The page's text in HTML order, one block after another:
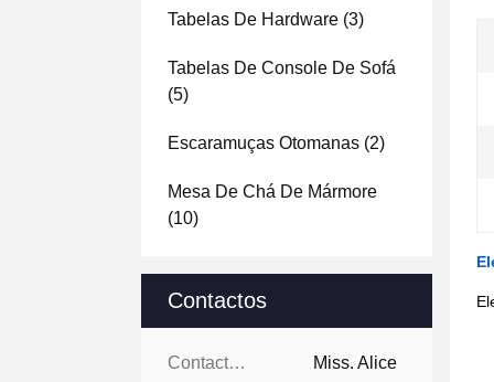
Tabelas De Hardware (3)
Tabelas De Console De Sofá
(5)
Escaramuças Otomanas (2)
Mesa De Chá De Mármore
(10)
Contactos
Contactos: Miss. Alice